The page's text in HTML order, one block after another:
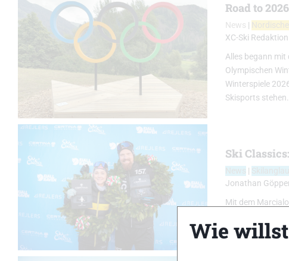
Road to
News |
XC-Ski Redaktion
Alles begann mit
Olympischen
Winterspiele
Skisports stehen.
Ski
Jonathan
Mit dem
Wie